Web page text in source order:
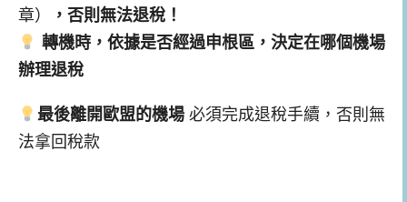
章）
，否則無法退稅！
轉機時，依據是否經過申根區，決定在哪個機場
辦理退稅
最後離開歐盟的機場必須完成退稅手續，否則無
法拿回稅款